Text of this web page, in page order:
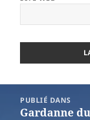
l’article
PUBLIÉ DANS
Gardanne